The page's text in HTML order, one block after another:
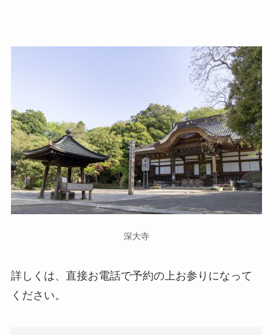
深大寺
詳しくは、直接お電話で予約の上お参りになって
ください。